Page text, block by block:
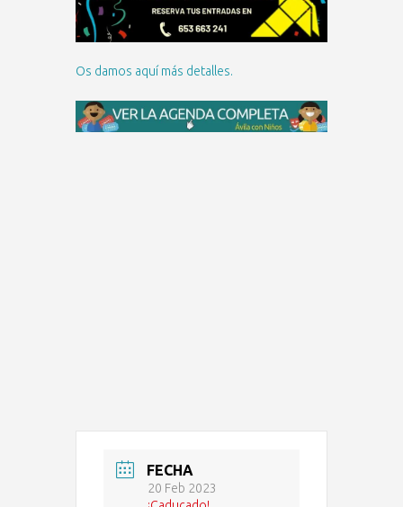
Os damos aquí más detalles.
FECHA
20 Feb 2023